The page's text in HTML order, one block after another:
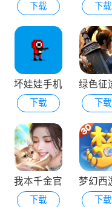
下载
战外国
下载
坏娃娃手机
版
下载
绿色征
限元宝
下载
我本千金官
方版
下载
梦幻西
维版
下载